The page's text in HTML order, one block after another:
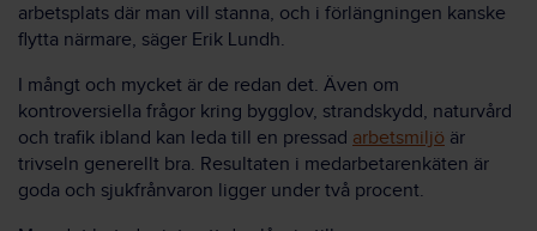
arbetsplats där man vill stanna, och i förlängningen kanske
flytta närmare, säger Erik Lundh.
I mångt och mycket är de redan det. Även om
kontroversiella frågor kring bygglov, strandskydd, naturvård
och trafik ibland kan leda till en pressad arbetsmiljö är
trivseln generellt bra. Resultaten i medarbetarenkäten är
goda och sjukfrånvaron ligger under två procent.